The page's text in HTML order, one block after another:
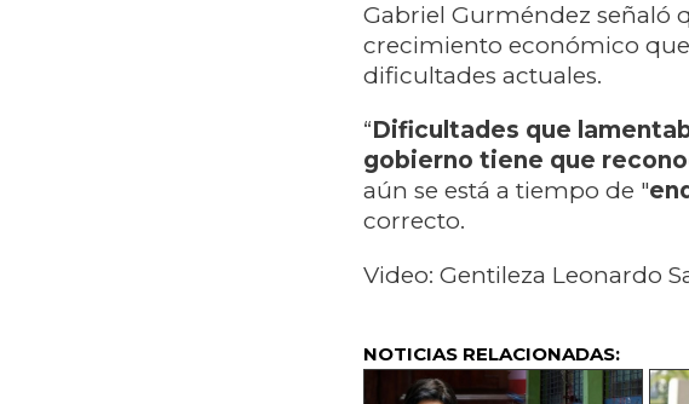
Gabriel Gurméndez señaló
crecimiento económico
dificultades actuales.
“Dificultades que
gobierno tiene que
aún se está a tiempo de "
correcto.
Video: Gentileza Leonardo
NOTICIAS RELACIONADAS: